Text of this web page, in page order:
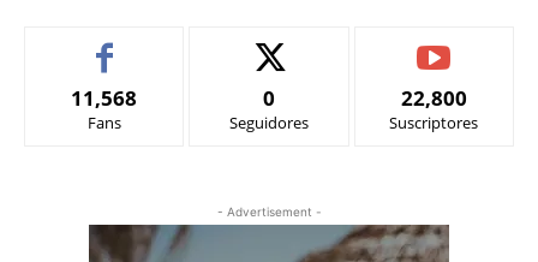
11,568
Fans
0
Seguidores
22,800
Suscriptores
- Advertisement -